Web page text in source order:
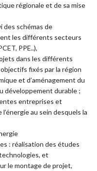
régionale et de sa mise
des schémas de
les différents secteurs
PPE..),
dans les différents
fixés par la région
et d’aménagement du
développement durable ;
entreprises et
au sein desquels la
: réalisation des études
et
le montage de projet,